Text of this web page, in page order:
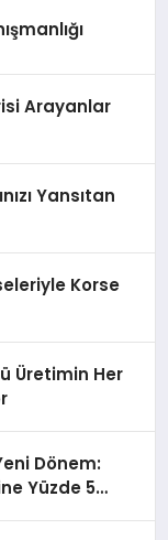
Arayanlar
Yansıtan
Korse
Üretimin Her
Dönem:
Yüzde 5